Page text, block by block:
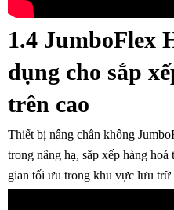
1.4 JumboFlex
dụng cho sắp
trên cao
Thiết bị nâng chân không
trong nâng hạ, săp xếp hàng
gian tối ưu trong khu vực lưu trữ